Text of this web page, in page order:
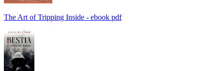
The Art of Tripping Inside - ebook pdf